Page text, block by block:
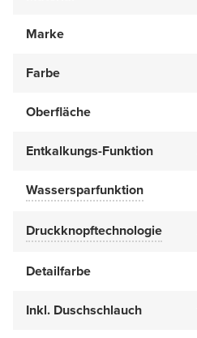
Marke
Farbe
Oberfläche
Entkalkungs-Funktion
Wassersparfunktion
Druckknopftechnologie
Detailfarbe
Inkl. Duschschlauch